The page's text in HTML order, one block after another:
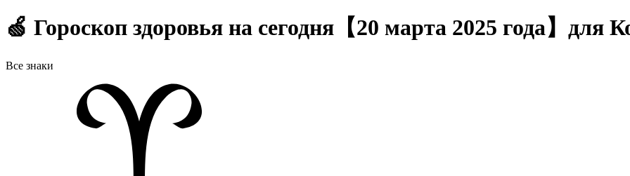
🍏 Гороскоп здоровья на сегодня【20 марта 2025 года】для
Все знаки